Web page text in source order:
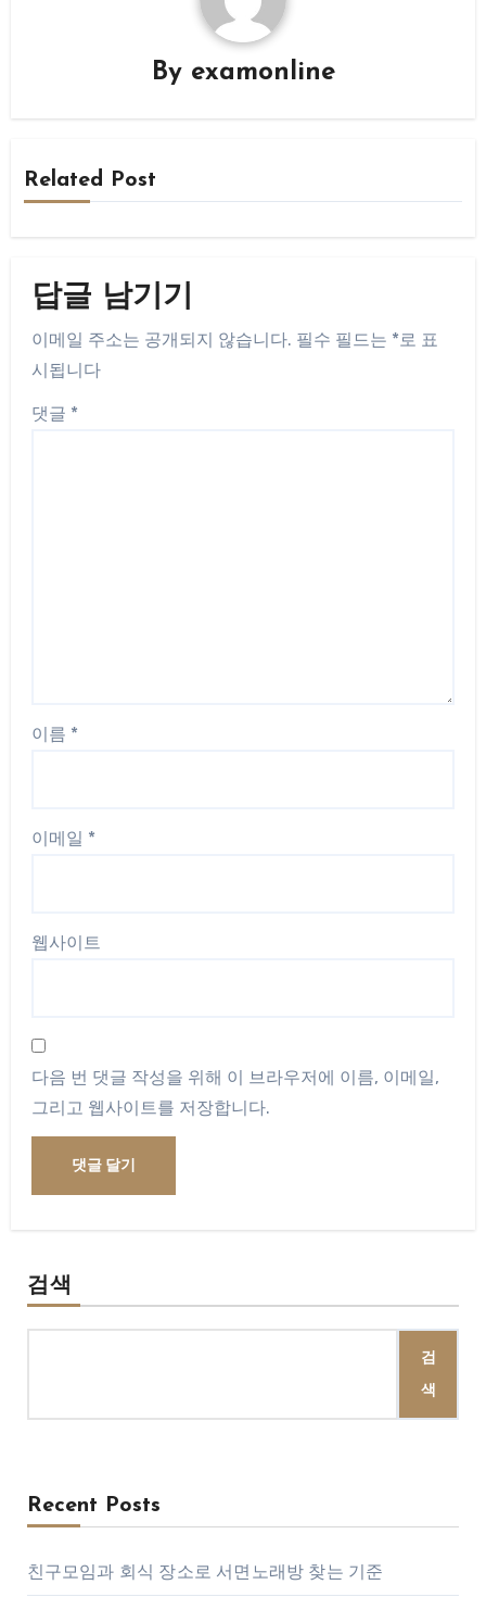
By examonline
Related Post
답글 남기기
이메일 주소는 공개되지 않습니다. 필수 필드는 * 로 표
시됩니다
댓글 *
이름 *
이메일 *
웹사이트
다음 번 댓글 작성을 위해 이 브라우저에 이름, 이메일,
그리고 웹사이트를 저장합니다.
검색
검
색
Recent Posts
친구모임과 회식 장소로 서면노래방 찾는 기준